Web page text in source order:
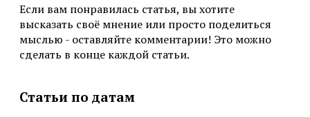
Если вам понравилась статья, вы хотите
высказать своё мнение или просто поделиться
мыслью - оставляйте комментарии! Это можно
сделать в конце каждой статьи.
Статьи по датам